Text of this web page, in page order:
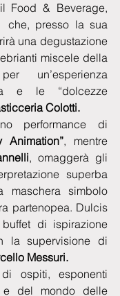
Food & Beverage,
che, presso la sua
una degustazione
miscele della
un’esperienza
e le “dolcezze
Colotti.
performance di
Animation”, mentre
, omaggerà gli
superba
maschera simbolo
partenopea. Dulcis
di ispirazione
Messuri.
ospiti, esponenti
e del mondo delle